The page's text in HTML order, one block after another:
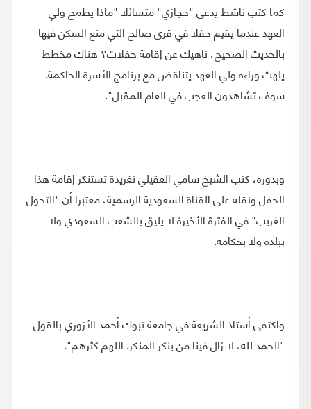
كما كتب ناشط يدعى "حجازي" متسائلا "ماذا يطمح ولي
العهد عندما يقيم حفلا في قرى صالح التي منع السكن فيها
بالحديث الصحيح، ناهيك عن إقامة حفلات؟ هناك مخطط
يلهث وراءه ولي العهد يتناقض مع برنامج الأسرة الحاكمة.
سوف تشاهدون العجب في العام المقبل".
وبدوره، كتب الشيخ سامي العقيلي تغريدة تستنكر إقامة هذا
الحفل ونقله على القناة السعودية الرسمية، معتبرا أن "التحول
الغريب" في الفترة الأخيرة لا يليق بالشعب السعودي ولا
ببلده ولا بحكامه.
واكتفى أستاذ الشريعة في جامعة تبوك أحمد الأزوري بالقول
"الحمد لله، لا زال فينا من ينكر المنكر. اللهم كثرهم".